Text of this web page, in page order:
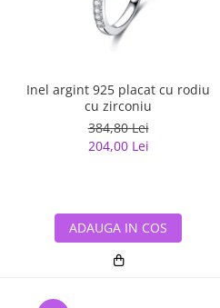
Inel argint 925 placat cu rodiu
cu zirconiu
384,80 Lei
204,00 Lei
ADAUGA IN COS